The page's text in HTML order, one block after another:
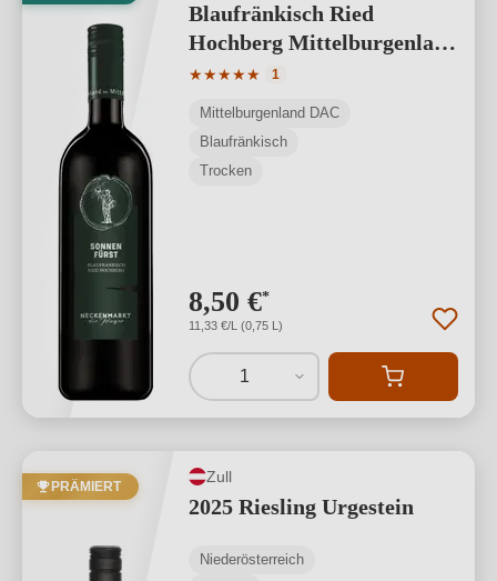
Blaufränkisch Ried
Hochberg Mittelburgenland
DAC
★★★★★
Durchschnittliche Bewertung von 5
1
Mittelburgenland DAC
Blaufränkisch
Trocken
8,50 €*
11,33 €/L (0,75 L)
1
PRÄMIERT
Zull
2025 Riesling Urgestein
Niederösterreich